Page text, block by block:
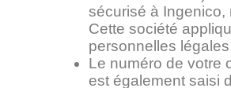
sécurisé à Ingenico,
Cette société
personnelles
Le numéro de votre
est également saisi